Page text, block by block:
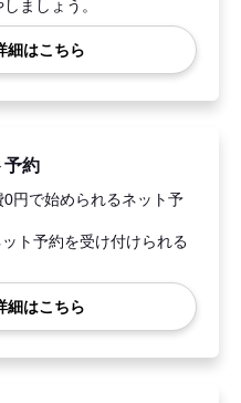
ましょう。
細はこちら
予約
円で始められるネット予
ト予約を受け付けられる
細はこちら